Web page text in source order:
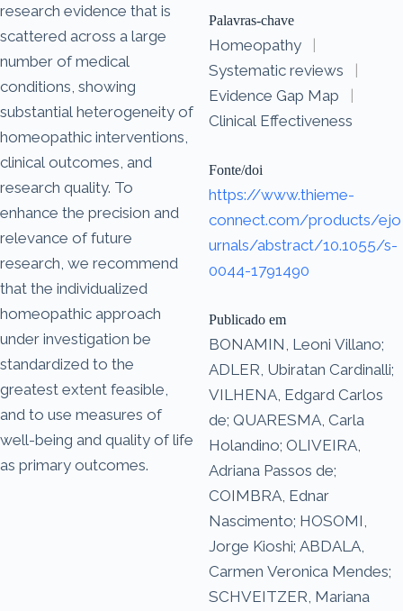
research evidence that is
scattered across a large
number of medical
conditions, showing
substantial heterogeneity of
homeopathic interventions,
clinical outcomes, and
research quality. To
enhance the precision and
relevance of future
research, we recommend
that the individualized
homeopathic approach
under investigation be
standardized to the
greatest extent feasible,
and to use measures of
well-being and quality of life
as primary outcomes.
Palavras-chave
Homeopathy
|
Systematic reviews
|
Evidence Gap Map
|
Clinical Effectiveness
Fonte/doi
https://www.thieme-
connect.com/products/ejo
urnals/abstract/10.1055/s-
0044-1791490
Publicado em
BONAMIN, Leoni Villano;
ADLER, Ubiratan Cardinalli;
VILHENA, Edgard Carlos
de; QUARESMA, Carla
Holandino; OLIVEIRA,
Adriana Passos de;
COIMBRA, Ednar
Nascimento; HOSOMI,
Jorge Kioshi; ABDALA,
Carmen Veronica Mendes;
SCHVEITZER, Mariana